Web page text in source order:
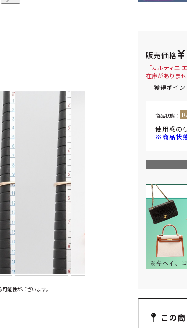
能性がございます。
販売価格
「カルティエ
在庫がありませ
獲得ポイン
商品状態：
使用感の
※商品状
この